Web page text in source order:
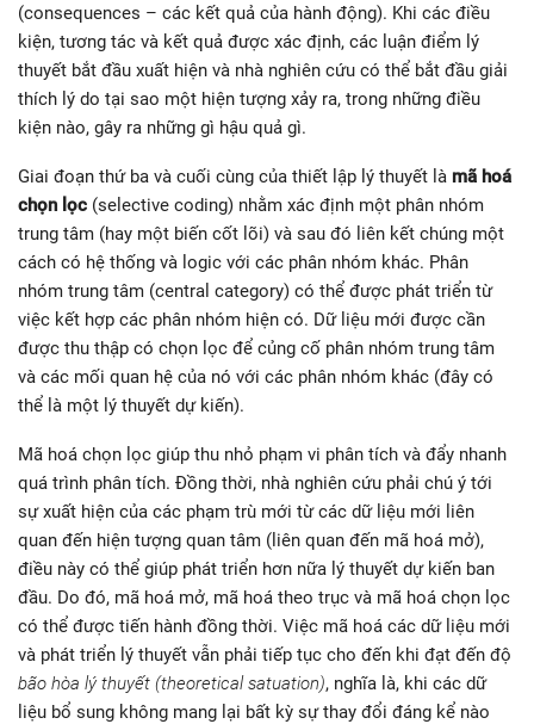
(consequences – các kết quả của hành động). Khi các điều
kiện, tương tác và kết quả được xác định, các luận điểm lý
thuyết bắt đầu xuất hiện và nhà nghiên cứu có thể bắt đầu giải
thích lý do tại sao một hiện tượng xảy ra, trong những điều
kiện nào, gây ra những gì hậu quả gì.
Giai đoạn thứ ba và cuối cùng của thiết lập lý thuyết là mã hoá
chọn lọc (selective coding) nhằm xác định một phân nhóm
trung tâm (hay một biến cốt lõi) và sau đó liên kết chúng một
cách có hệ thống và logic với các phân nhóm khác. Phân
nhóm trung tâm (central category) có thể được phát triển từ
việc kết hợp các phân nhóm hiện có. Dữ liệu mới được cần
được thu thập có chọn lọc để củng cố phân nhóm trung tâm
và các mối quan hệ của nó với các phân nhóm khác (đây có
thể là một lý thuyết dự kiến).
Mã hoá chọn lọc giúp thu nhỏ phạm vi phân tích và đẩy nhanh
quá trình phân tích. Đồng thời, nhà nghiên cứu phải chú ý tới
sự xuất hiện của các phạm trù mới từ các dữ liệu mới liên
quan đến hiện tượng quan tâm (liên quan đến mã hoá mở),
điều này có thể giúp phát triển hơn nữa lý thuyết dự kiến ban
đầu. Do đó, mã hoá mở, mã hoá theo trục và mã hoá chọn lọc
có thể được tiến hành đồng thời. Việc mã hoá các dữ liệu mới
và phát triển lý thuyết vẫn phải tiếp tục cho đến khi đạt đến độ
bão hòa lý thuyết (theoretical satuation), nghĩa là, khi các dữ
liệu bổ sung không mang lại bất kỳ sự thay đổi đáng kể nào